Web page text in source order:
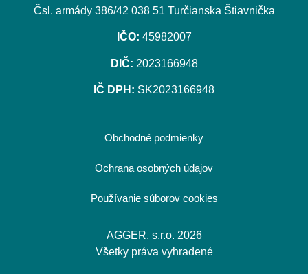
Čsl. armády 386/42 038 51 Turčianska Štiavnička
IČO: 45982007
DIČ: 2023166948
IČ DPH: SK2023166948
Obchodné podmienky
Ochrana osobných údajov
Používanie súborov cookies
AGGER, s.r.o. 2026
Všetky práva vyhradené